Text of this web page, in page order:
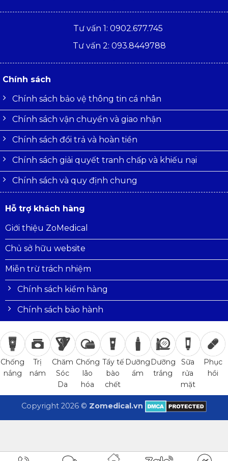
Tư vấn 1: 0902.677.745
Tư vấn 2: 093.8449788
Chính sách
Chính sách bảo vệ thông tin cá nhân
Chính sách vận chuyển và giao nhận
Chính sách đổi trả và hoàn tiền
Chính sách giải quyết tranh chấp và khiếu nại
Chính sách và quy định chung
Hỗ trợ khách hàng
Giới thiệu ZoMedical
Chủ sở hữu website
Miễn trừ trách nhiệm
Chính sách kiểm hàng
Chính sách bảo hành
Chống
nắng
Trị
nám
Chăm
Sóc
Da
Chống
lão
hóa
Tẩy tế
bào
chết
Dưỡng
ẩm
Dưỡng
trắng
Sữa
rửa
mặt
Phục
hồi
Copyright 2026 © Zomedical.vn